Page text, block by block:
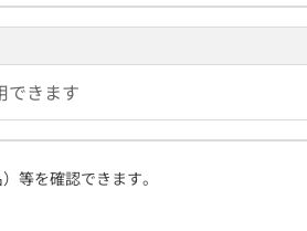
できます
等を確認できます。